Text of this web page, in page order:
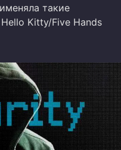
такие
Kitty/Five Hands